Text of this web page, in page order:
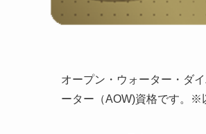
オープン・ウォーター・ダ
ーター（AOW)資格です。※